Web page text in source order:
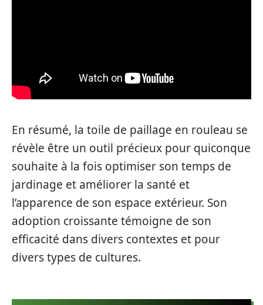
En résumé, la toile de paillage en rouleau se
révèle être un outil précieux pour quiconque
souhaite à la fois optimiser son temps de
jardinage et améliorer la santé et
l’apparence de son espace extérieur. Son
adoption croissante témoigne de son
efficacité dans divers contextes et pour
divers types de cultures.